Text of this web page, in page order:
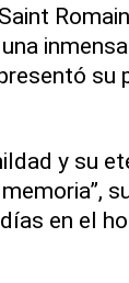
su
y su
en el